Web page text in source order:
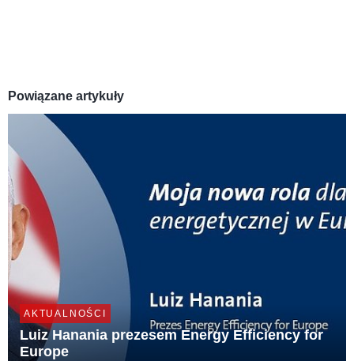
Powiązane artykuły
AKTUALNOŚCI
Luiz Hanania prezesem Energy Efficiency for
Europe